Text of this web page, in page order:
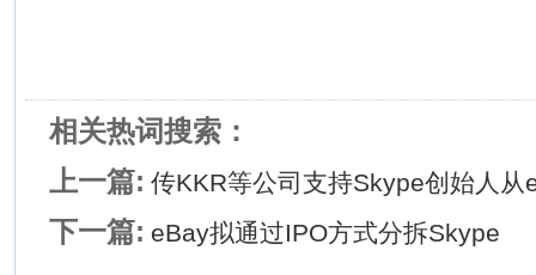
相关热词搜索：
上一篇: 传KKR等公司支持Skype创始人从
下一篇: eBay拟通过IPO方式分拆Skype